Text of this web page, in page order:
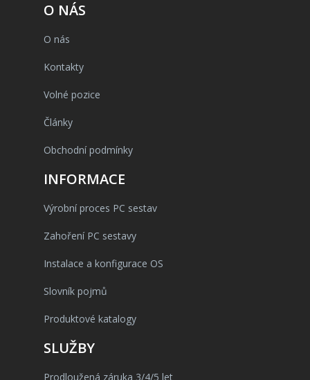
O NÁS
O nás
Kontakty
Volné pozice
Články
Obchodní podmínky
INFORMACE
Výrobní proces PC sestav
Zahoření PC sestavy
Instalace a konfigurace OS
Slovník pojmů
Produktové katalogy
SLUŽBY
Prodloužená záruka 3/4/5 let